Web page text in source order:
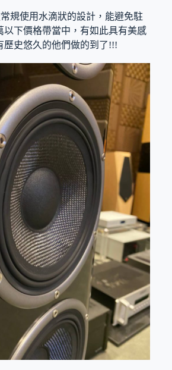
規使用水滴狀的設計，能避免駐
以下價格帶當中，有如此具有美感
歷史悠久的他們做的到了!!!